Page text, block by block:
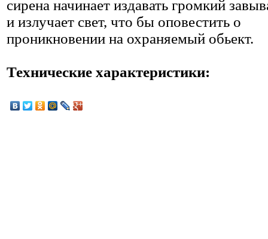
сирена начинает издавать громкий
и излучает свет, что бы оповестить о
проникновении на охраняемый обьект.
Технические характеристики: